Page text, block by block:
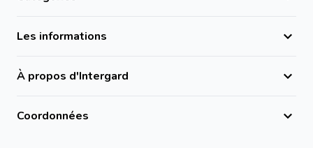
Les informations
À propos d'Intergard
Coordonnées